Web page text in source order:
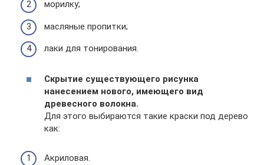
морилку;
масляные пропитки;
лаки для тонирования.
Скрытие существующего рисунка
нанесением нового, имеющего вид
древесного волокна.
Для этого выбираются такие краски под дерево
как:
Акриловая.